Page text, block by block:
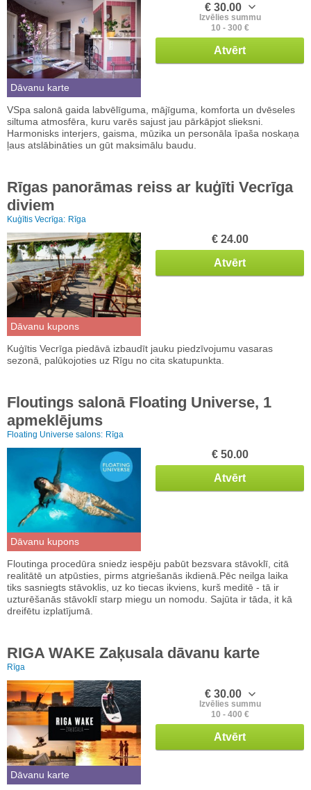
Dāvanu karte
€ 30.00
Izvēlies summu
10 - 300 €
Atvērt
VSpa salonā gaida labvēlīguma, mājīguma, komforta un dvēseles
siltuma atmosfēra, kuru varēs sajust jau pārkāpjot slieksni.
Harmonisks interjers, gaisma, mūzika un personāla īpaša noskaņa
ļaus atslābināties un gūt maksimālu baudu.
Rīgas panorāmas reiss ar kuģīti Vecrīga
diviem
Kuģītis Vecrīga: Rīga
Dāvanu kupons
€ 24.00
Atvērt
Kuģītis Vecrīga piedāvā izbaudīt jauku piedzīvojumu vasaras
sezonā, palūkojoties uz Rīgu no cita skatupunkta.
Floutings salonā Floating Universe, 1
apmeklējums
Floating Universe salons: Rīga
Dāvanu kupons
€ 50.00
Atvērt
Floutinga procedūra sniedz iespēju pabūt bezsvara stāvoklī, citā
realitātē un atpūsties, pirms atgriešanās ikdienā.Pēc neilga laika
tiks sasniegts stāvoklis, uz ko tiecas ikviens, kurš meditē - tā ir
uzturēšanās stāvoklī starp miegu un nomodu. Sajūta ir tāda, it kā
dreifētu izplatījumā.
RIGA WAKE Zaķusala dāvanu karte
Rīga
Dāvanu karte
€ 30.00
Izvēlies summu
10 - 400 €
Atvērt